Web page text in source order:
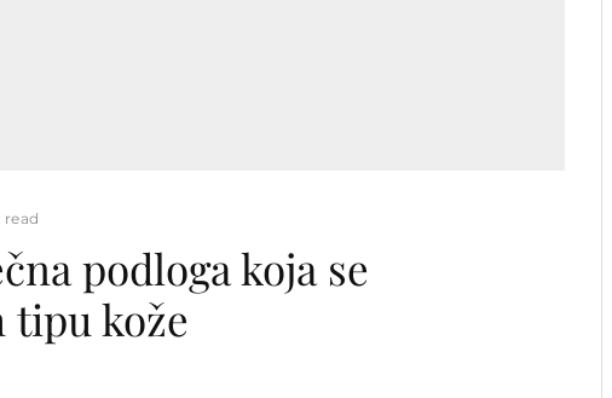
read
podloga koja se
tipu kože